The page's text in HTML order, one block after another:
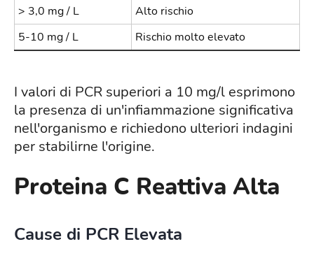
> 3,0 mg / L
Alto rischio
5-10 mg / L
Rischio molto elevato
I valori di PCR superiori a 10 mg/l esprimono
la presenza di un'infiammazione significativa
nell'organismo e richiedono ulteriori indagini
per stabilirne l'origine.
Proteina C Reattiva Alta
Cause di PCR Elevata